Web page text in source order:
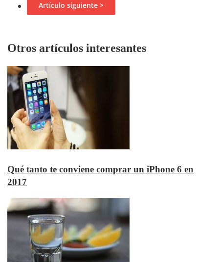
Artículo siguiente >
Otros artículos interesantes
Qué tanto te conviene comprar un iPhone 6 en
2017